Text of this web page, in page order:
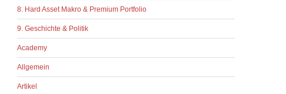
8. Hard Asset Makro & Premium Portfolio
9. Geschichte & Politik
Academy
Allgemein
Artikel